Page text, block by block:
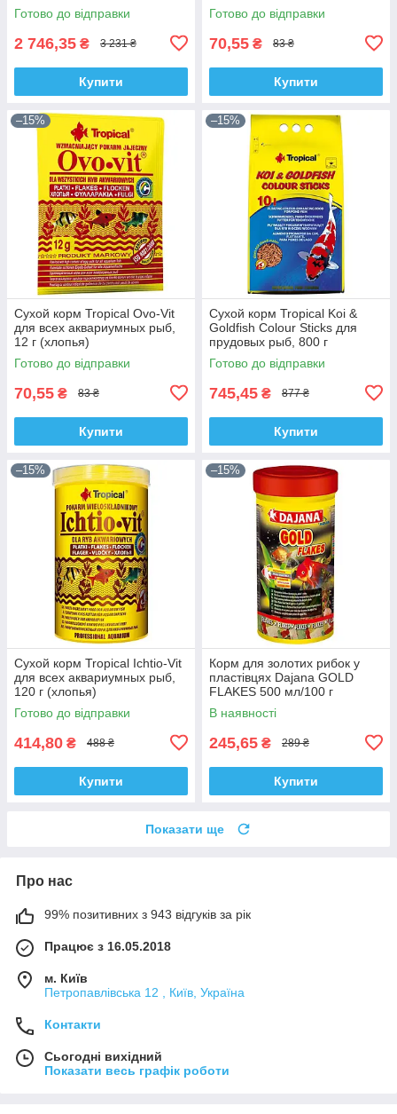
Готово до відправки
2 746,35 ₴ 3 231 ₴
Купити
Готово до відправки
70,55 ₴ 83 ₴
Купити
–15%
Сухой корм Tropical Ovo-Vit
для всех аквариумных рыб,
12 г (хлопья)
Готово до відправки
70,55 ₴ 83 ₴
Купити
–15%
Сухой корм Tropical Koi &
Goldfish Colour Sticks для
прудовых рыб, 800 г
(палочки)
Готово до відправки
745,45 ₴ 877 ₴
Купити
–15%
Сухой корм Tropical Ichtio-Vit
для всех аквариумных рыб,
120 г (хлопья)
Готово до відправки
414,80 ₴ 488 ₴
Купити
–15%
Корм для золотих рибок у
пластівцях Dajana GOLD
FLAKES 500 мл/100 г
В наявності
245,65 ₴ 289 ₴
Купити
Показати ще
Про нас
99% позитивних з 943 відгуків за рік
Працює з 16.05.2018
м. Київ
Петропавлівська 12 , Київ, Україна
Контакти
Сьогодні вихідний
Показати весь графік роботи